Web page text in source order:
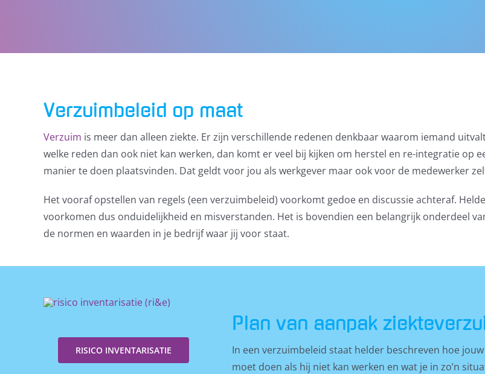
Verzuimbeleid op maat
Verzuim is meer dan alleen ziekte. Er zijn verschillende redenen denkbaar waarom iemand
welke reden dan ook niet kan werken, dan komt er veel bij kijken om herstel en re-integratie op
manier te doen plaatsvinden. Dat geldt voor jou als werkgever maar ook voor de medewerker
Het vooraf opstellen van regels (een verzuimbeleid) voorkomt gedoe en discussie achteraf.
voorkomen dus onduidelijkheid en misverstanden. Het is bovendien een belangrijk onderdeel
de normen en waarden in je bedrijf waar jij voor staat.
RISICO INVENTARISATIE
Plan van aanpak
In een verzuimbeleid staat helder beschreven hoe
moet doen als hij niet kan werken en wat je in zo’n
Klik om de PDF te openen in een nieuw